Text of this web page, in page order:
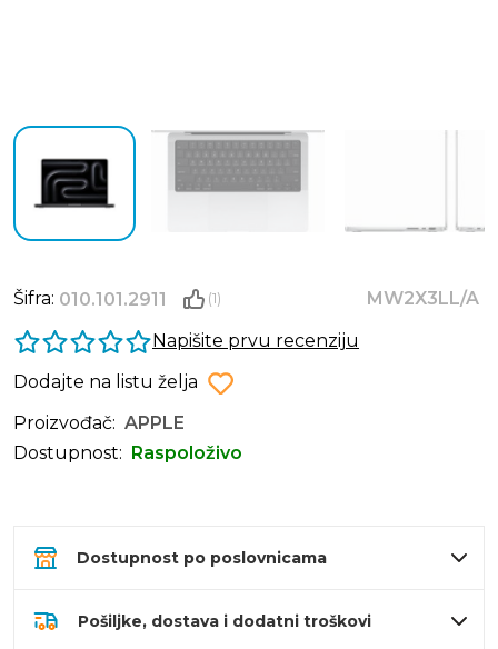
Šifra: 010.101.2911 (1)
MW2X3LL/A
Napišite prvu recenziju
Dodajte na listu želja
Proizvođač: APPLE
Dostupnost:
Raspoloživo
Dostupnost po poslovnicama
Pošiljke, dostava i dodatni troškovi